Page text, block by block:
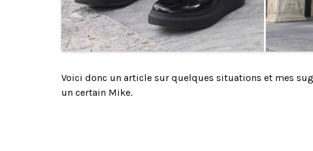
Voici donc un article sur quelques situations et mes
un certain Mike.